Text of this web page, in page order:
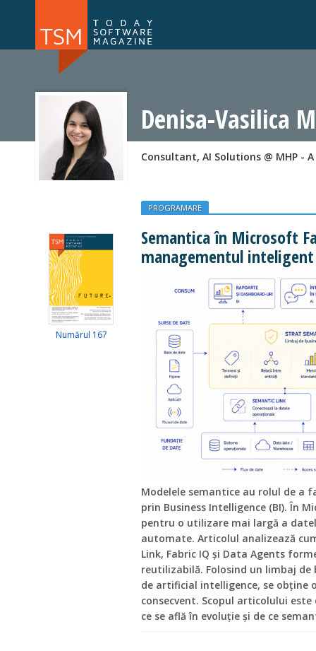
NOU
Denisa-Vasilica
Consultant, AI Solutions @ MHP -
Numărul 167
PROGRAMARE
Semantica în Microsoft
managementul
Modelele semantice au rolul de a
prin Business Intelligence (BI). În
pentru o utilizare mai largă a
automate. Articolul analizează
Link, Fabric IQ și Data Agents
reutilizabilă. Folosind un limbaj
de artificial intelligence, se
consecvent. Scopul articolului
ce se află în evoluție și de ce